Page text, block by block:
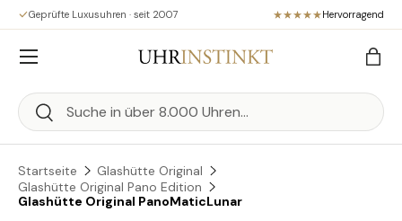
Direkt zum Inhalt
Geprüfte Luxusuhren · seit 2007 Hervorragend
Suchen
Suchen
Menü
Startseite
Glashütte Original
Glashütte Original Pano Edition
Glashütte Original PanoMaticLunar